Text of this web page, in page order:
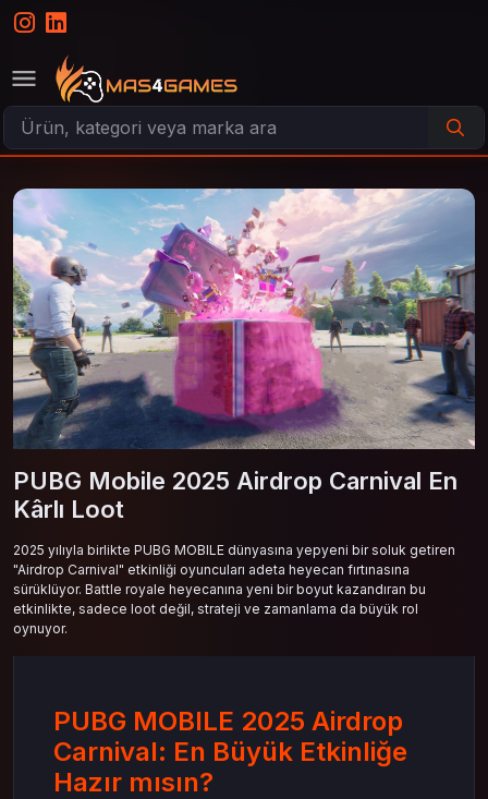
PUBG Mobile 2025 Airdrop Carnival En
Kârlı Loot
2025 yılıyla birlikte PUBG MOBILE dünyasına yepyeni bir soluk getiren
"Airdrop Carnival" etkinliği oyuncuları adeta heyecan fırtınasına
sürüklüyor. Battle royale heyecanına yeni bir boyut kazandıran bu
etkinlikte, sadece loot değil, strateji ve zamanlama da büyük rol
oynuyor.
PUBG MOBILE 2025 Airdrop
Carnival: En Büyük Etkinliğe
Hazır mısın?